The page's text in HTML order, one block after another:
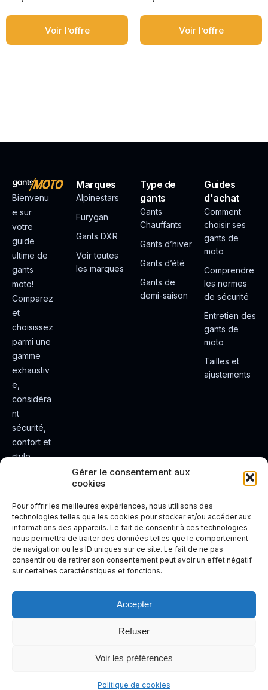
Gérer le consentement aux
cookies
Pour offrir les meilleures expériences, nous utilisons des
technologies telles que les cookies pour stocker et/ou accéder aux
informations des appareils. Le fait de consentir à ces technologies
nous permettra de traiter des données telles que le comportement
de navigation ou les ID uniques sur ce site. Le fait de ne pas
consentir ou de retirer son consentement peut avoir un effet négatif
sur certaines caractéristiques et fonctions.
Accepter
Refuser
Voir les préférences
Politique de cookies
Voir l’offre Voir l’offre
Bienvenu
e sur
votre
guide
ultime de
gants
moto!
Comparez
et
choisissez
parmi une
gamme
exhaustiv
e,
considéra
nt
sécurité,
confort et
style.
e de
conduite
plus sûre
et plus
agréable.
Marques
Alpinestars
Furygan
Gants DXR
Voir toutes
les marques
Type de
gants
Gants
Chauffants
Gants d’hiver
Gants d’été
Gants de
demi-saison
Guides
d'achat
Comment
choisir ses
gants de
moto
Comprendre
les normes
de sécurité
Entretien des
gants de
moto
Tailles et
ajustements